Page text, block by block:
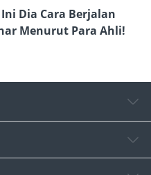
Dia Cara Berjalan
Menurut Para Ahli!